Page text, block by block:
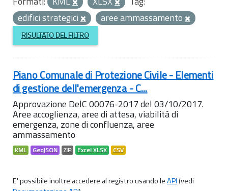
edifici strategici
aree ammassamento
RISULTATO DEL FILTRO
Piano Comunale di Protezione Civile - Elementi
di gestione dell'emergenza - C...
Approvazione DelC 00076-2017 del 03/10/2017.
Aree accoglienza, aree di attesa, viabilità di
emergenza, zone di confluenza, aree
ammassamento
KML GeoJSON ZIP Excel XLSX CSV
E' possibile inoltre accedere al registro usando leAPI(vedi